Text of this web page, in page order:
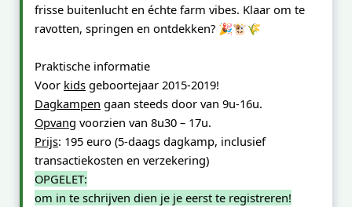
frisse buitenlucht en échte farm vibes. Klaar om te
ravotten, springen en ontdekken? 🎉🐮🌾
Praktische informatie
Voor kids geboortejaar 2015-2019!
Dagkampen gaan steeds door van 9u-16u.
Opvang voorzien van 8u30 – 17u.
Prijs: 195 euro (5-daags dagkamp, inclusief
transactiekosten en verzekering)
OPGELET:
om in te schrijven dien je je eerst te registreren!